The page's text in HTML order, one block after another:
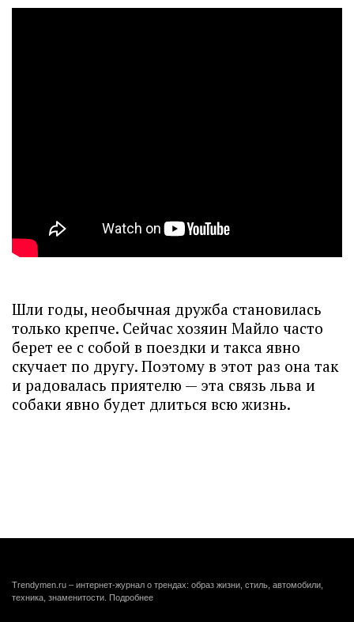
Шли годы, необычная дружба становилась
только крепче. Сейчас хозяин Майло часто
берет ее с собой в поездки и такса явно
скучает по другу. Поэтому в этот раз она так
и радовалась приятелю — эта связь льва и
собаки явно будет длиться всю жизнь.
Trendymen.ru – интернет-журнал о трендах: образ жизни, стиль, автомобили,
техника, знаменитости. Подробнее